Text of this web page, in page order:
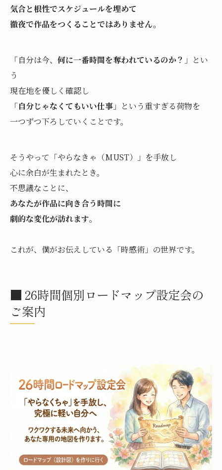
気合と根性でスケジュールを埋めて
徹夜で作品をつくることではありません。
「自分は今、 何に一番時間を奪われているのか？ 」とい
う
現在地を優しく確認し
「自分じゃなくてもいい仕事 」という重すぎる荷物を
一つずつ下ろしていくことです。
そうやって「やらなきゃ（MUST）」を手放し
心に余白が生まれたとき。
不思議なことに、
あなたが作品に向き合う時間に
劇的な変化が訪れます。
これが、僕がお伝えしている「時感術」の世界です。
■ 26時間個別ロードマップ設定会の
ご案内